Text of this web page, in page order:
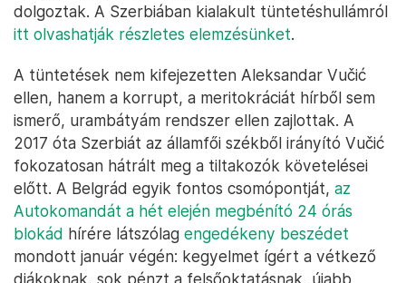
dolgoztak. A Szerbiában kialakult tüntetéshullámról
itt olvashatják részletes elemzésünket.
A tüntetések nem kifejezetten Aleksandar Vučić
ellen, hanem a korrupt, a meritokráciát hírből sem
ismerő, urambátyám rendszer ellen zajlottak. A
2017 óta Szerbiát az államfői székből irányító Vučić
fokozatosan hátrált meg a tiltakozók követelései
előtt. A Belgrád egyik fontos csomópontját, az
Autokomandát a hét elején megbénító 24 órás
blokád hírére látszólag engedékeny beszédet
mondott január végén: kegyelmet ígért a vétkező
diákoknak, sok pénzt a felsőoktatásnak, újabb